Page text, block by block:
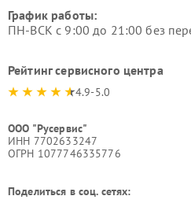
График работы:
ПН-ВСК с 9:00 до 21:00 без
Рейтинг сервисного центра
4.9-5.0
ООО "Русервис"
ИНН 7702633247
ОГРН 1077746335776
Поделиться в соц. сетях: